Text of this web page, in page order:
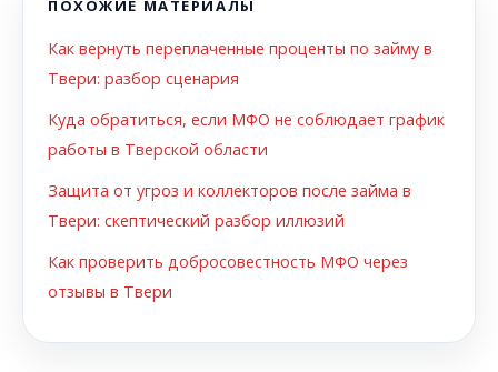
ПОХОЖИЕ МАТЕРИАЛЫ
Как вернуть переплаченные проценты по займу в
Твери: разбор сценария
Куда обратиться, если МФО не соблюдает график
работы в Тверской области
Защита от угроз и коллекторов после займа в
Твери: скептический разбор иллюзий
Как проверить добросовестность МФО через
отзывы в Твери